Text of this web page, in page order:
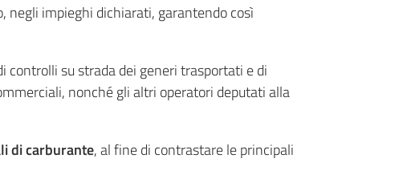
impieghi dichiarati, garantendo così
su strada dei generi trasportati e di
nonché gli altri operatori deputati alla
di carburante, al fine di contrastare le principali